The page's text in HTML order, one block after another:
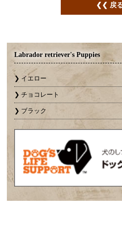
戻
Labrador retriever's Puppies
イエロー
チョコレート
ブラック